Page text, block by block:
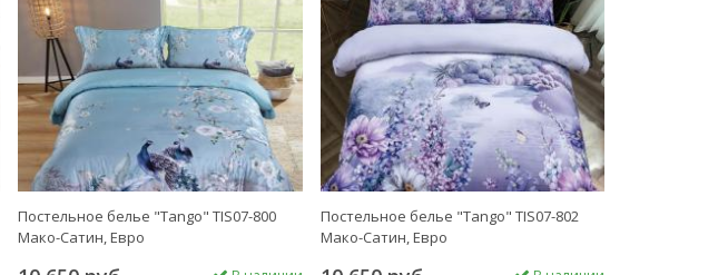
Постельное белье "Tango" TIS07-800
Мако-Сатин, Евро
Постельное белье "Tango" TIS07-802
Мако-Сатин, Евро